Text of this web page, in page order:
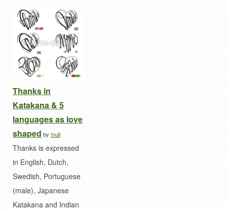
Thanks in
Katakana & 5
languages as love
shaped by !null
Thanks is expressed
in English, Dutch,
Swedish, Portuguese
(male), Japanese
Katakana and Indian